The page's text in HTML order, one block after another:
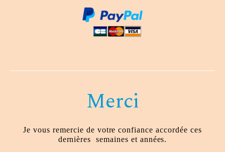
Merci
Je vous remercie de votre confiance accordée ces
dernières semaines et années.